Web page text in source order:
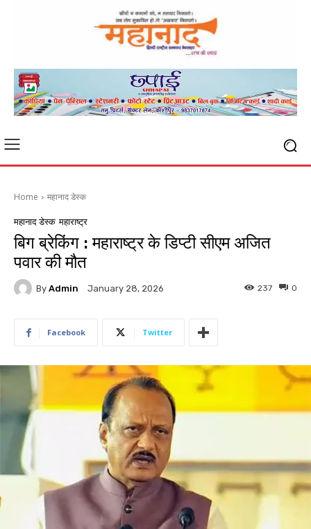
Home महानाद डेस्क
महानाद डेस्क महाराष्ट्र
बिग ब्रेकिंग : महाराष्ट्र के डिप्टी सीएम अजित
पवार की मौत
By Admin January 28, 2026 0
237
Facebook Twitter